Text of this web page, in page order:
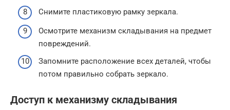
Снимите пластиковую рамку зеркала.
Осмотрите механизм складывания на предмет
повреждений.
Запомните расположение всех деталей, чтобы
потом правильно собрать зеркало.
Доступ к механизму складывания